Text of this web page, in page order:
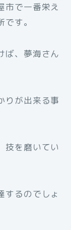
市で一番栄え
す。
ば、夢海さん
りが出来る事
技を磨いてい
するのでしょ